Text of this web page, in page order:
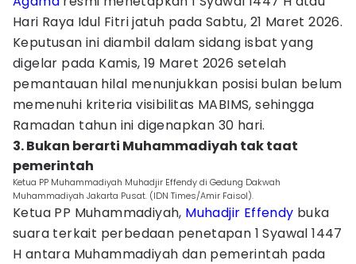
Hari Raya Idul Fitri jatuh pada Sabtu, 21 Maret 2026.
Keputusan ini diambil dalam sidang isbat yang
digelar pada Kamis, 19 Maret 2026 setelah
pemantauan hilal menunjukkan posisi bulan belum
memenuhi kriteria visibilitas MABIMS, sehingga
Ramadan tahun ini digenapkan 30 hari.
3. Bukan berarti Muhammadiyah tak taat
pemerintah
Ketua PP Muhammadiyah Muhadjir Effendy di Gedung Dakwah
Muhammadiyah Jakarta Pusat. (IDN Times/Amir Faisol).
Ketua PP Muhammadiyah, Muhadjir Effendy buka
suara terkait perbedaan penetapan 1 Syawal 1447
H antara Muhammadiyah dan pemerintah pada